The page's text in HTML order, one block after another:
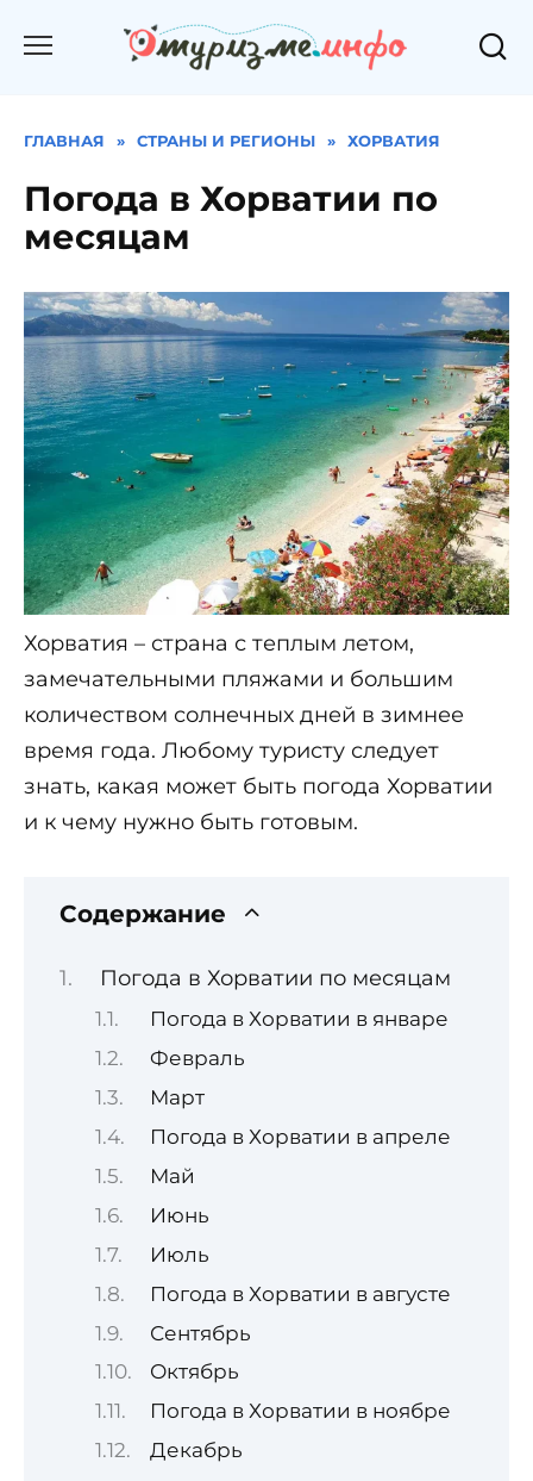
ГЛАВНАЯ » СТРАНЫ И РЕГИОНЫ » ХОРВАТИЯ
Погода в Хорватии по
месяцам
Хорватия – страна с теплым летом,
замечательными пляжами и большим
количеством солнечных дней в зимнее
время года. Любому туристу следует
знать, какая может быть погода Хорватии
и к чему нужно быть готовым.
Содержание
Погода в Хорватии по месяцам
Погода в Хорватии в январе
Февраль
Март
Погода в Хорватии в апреле
Май
Июнь
Июль
Погода в Хорватии в августе
Сентябрь
Октябрь
Погода в Хорватии в ноябре
Декабрь